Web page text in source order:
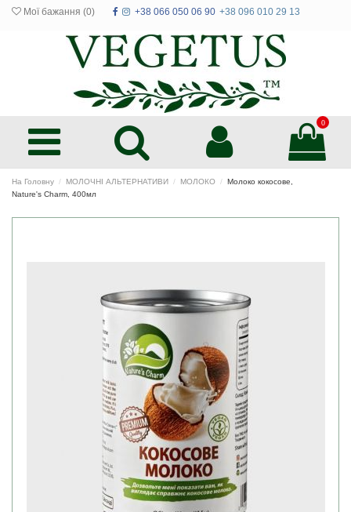
Мої бажання (0) +38 066 050 06 90 +38 096 010 29 13
0
На Головну МОЛОЧНІ АЛЬТЕРНАТИВИ МОЛОКО
Молоко кокосове,
Nature's Charm, 400мл